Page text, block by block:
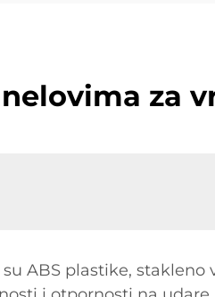
za
ABS plastike,